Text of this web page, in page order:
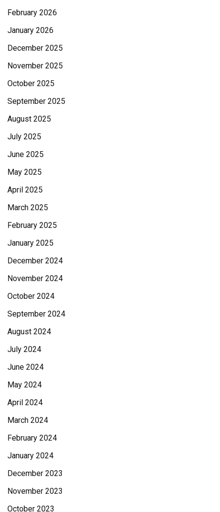
February 2026
January 2026
December 2025
November 2025
October 2025
September 2025
August 2025
July 2025
June 2025
May 2025
April 2025
March 2025
February 2025
January 2025
December 2024
November 2024
October 2024
September 2024
August 2024
July 2024
June 2024
May 2024
April 2024
March 2024
February 2024
January 2024
December 2023
November 2023
October 2023